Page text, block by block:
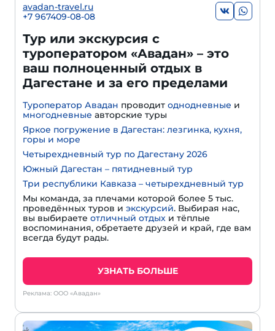
avadan-travel.ru
+7 967409-08-08
Тур или экскурсия с
туроператором «Авадан» – это
ваш полноценный отдых в
Дагестане и за его пределами
Туроператор Авадан проводит однодневные и
многодневные авторские туры
Яркое погружение в Дагестан: лезгинка, кухня,
горы и море
Четырехдневный тур по Дагестану 2026
Южный Дагестан – пятидневный тур
Три республики Кавказа – четырехдневный тур
Мы команда, за плечами которой более 5 тыс.
проведённых туров и экскурсий. Выбирая нас,
вы выбираете отличный отдых и тёплые
воспоминания, обретаете друзей и край, где вам
всегда будут рады.
УЗНАТЬ БОЛЬШЕ
Реклама: ООО «Авадан»